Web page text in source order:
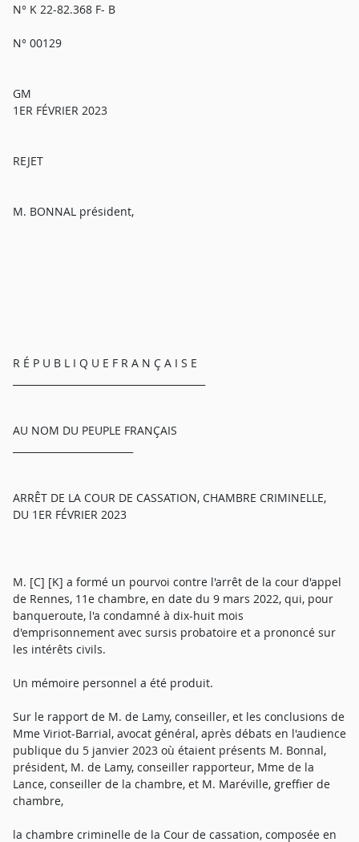
N° K 22-82.368 F- B
N° 00129
GM
1ER FÉVRIER 2023
REJET
M. BONNAL président,
R É P U B L I Q U E F R A N Ç A I S E
AU NOM DU PEUPLE FRANÇAIS
ARRÊT DE LA COUR DE CASSATION, CHAMBRE CRIMINELLE,
DU 1ER FÉVRIER 2023
M. [C] [K] a formé un pourvoi contre l'arrêt de la cour d'appel
de Rennes, 11e chambre, en date du 9 mars 2022, qui, pour
banqueroute, l'a condamné à dix-huit mois
d'emprisonnement avec sursis probatoire et a prononcé sur
les intérêts civils.
Un mémoire personnel a été produit.
Sur le rapport de M. de Lamy, conseiller, et les conclusions de
Mme Viriot-Barrial, avocat général, après débats en l'audience
publique du 5 janvier 2023 où étaient présents M. Bonnal,
président, M. de Lamy, conseiller rapporteur, Mme de la
Lance, conseiller de la chambre, et M. Maréville, greffier de
chambre,
la chambre criminelle de la Cour de cassation, composée en